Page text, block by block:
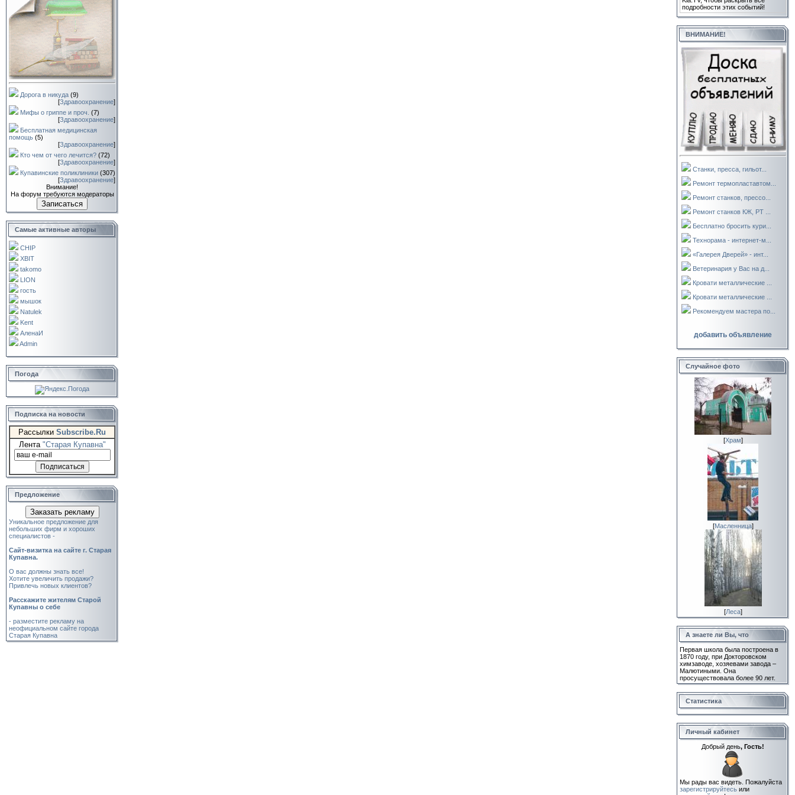
Дорога в никуда (9)
[Здравоохранение]
Мифы о гриппе и проч. (7)
[Здравоохранение]
Бесплатная медицинская
помощь (5)
[Здравоохранение]
Кто чем от чего лечится? (72)
[Здравоохранение]
Купавинские поликлиники (307)
[Здравоохранение]
Внимание!
На форум требуются модераторы
Записаться
Самые активные авторы
CHIP
XBIT
takomo
LION
гость
мышок
Natulek
Kent
АленаИ
Admin
Погода
Подписка на новости
Рассылки Subscribe.Ru
Лента "Старая Купавна"
Предложение
Заказать рекламу
Уникальное предложение для
небольших фирм и хороших
специалистов -
Cайт-визитка на сайте г. Старая
Купавна.
О вас должны знать все!
Хотите увеличить продажи?
Привлечь новых клиентов?
Расскажите жителям Старой
Купавны о себе
- разместите рекламу на
неофициальном сайте города
Старая Купавна
подробности этих событий!
ВНИМАНИЕ!
Станки, пресса, гильот...
Ремонт термопластавтом...
Ремонт станков, прессо...
Ремонт станков КЖ, РТ ...
Бесплатно бросить кури...
Технорама - интернет-м...
«Галерея Дверей» - инт...
Ветеринария у Вас на д...
Кровати металлические ...
Кровати металлические ...
Рекомендуем мастера по...
добавить объявление
Случайное фото
[Храм]
[Масленница]
[Леса]
А знаете ли Вы, что
Первая школа была построена в
1870 году, при Докторовском
химзаводе, хозяевами завода –
Малютиными. Она
просуществовала более 90 лет.
Статистика
Личный кабинет
Добрый день, Гость!
Мы рады вас видеть. Пожалуйста
зарегистрируйтесь или